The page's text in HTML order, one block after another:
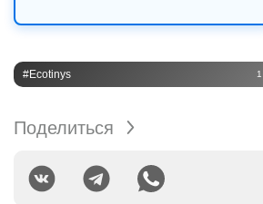
#Ecotinys 1
Поделиться